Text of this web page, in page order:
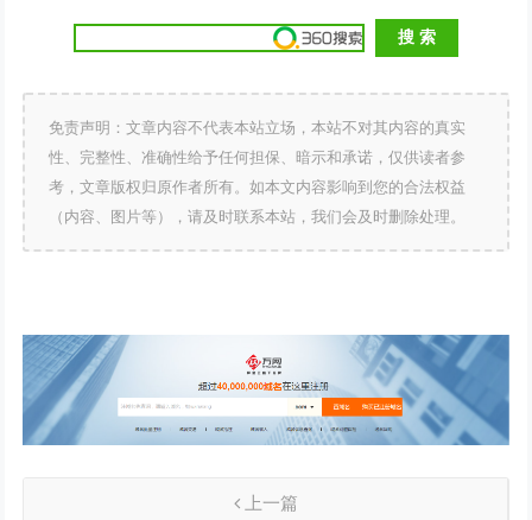
免责声明：文章内容不代表本站立场，本站不对其内容的真实
性、完整性、准确性给予任何担保、暗示和承诺，仅供读者参
考，文章版权归原作者所有。如本文内容影响到您的合法权益
（内容、图片等），请及时联系本站，我们会及时删除处理。
上一篇